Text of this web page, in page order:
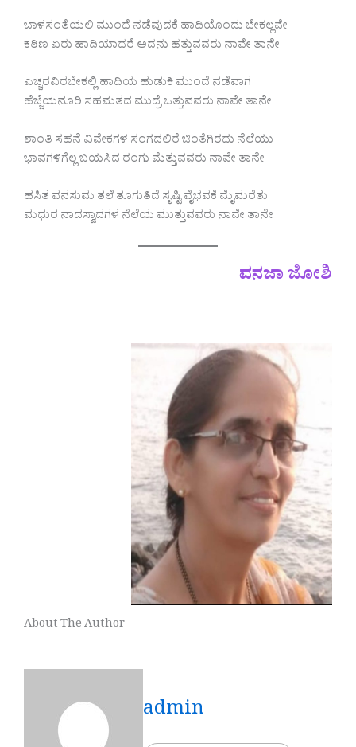
ಬಾಳಸಂತೆಯಲಿ ಮುಂದೆ ನಡೆವುದಕೆ ಹಾದಿಯೊಂದು ಬೇಕಲ್ಲವೇ
ಕಠಿಣ ಏರು ಹಾದಿಯಾದರೆ ಅದನು ಹತ್ತುವವರು ನಾವೇ ತಾನೇ
ಎಚ್ಚರವಿರಬೇಕಲ್ಲಿ ಹಾದಿಯ ಹುಡುಕಿ ಮುಂದೆ ನಡೆವಾಗ
ಹೆಜ್ಜೆಯನೂರಿ ಸಹಮತದ ಮುದ್ರೆ ಒತ್ತುವವರು ನಾವೇ ತಾನೇ
ಶಾಂತಿ ಸಹನೆ ವಿವೇಕಗಳ ಸಂಗದಲಿರೆ ಚಿಂತೆಗಿರದು ನೆಲೆಯು
ಭಾವಗಳಿಗೆಲ್ಲ ಬಯಸಿದ ರಂಗು ಮೆತ್ತುವವರು ನಾವೇ ತಾನೇ
ಹಸಿತ ವನಸುಮ ತಲೆ ತೂಗುತಿದೆ ಸೃಷ್ಟಿ ವೈಭವಕೆ ಮೈಮರೆತು
ಮಧುರ ನಾದಸ್ವಾದಗಳ ನೆಲೆಯ ಮುತ್ತುವವರು ನಾವೇ ತಾನೇ
ವನಜಾ ಜೋಶಿ
About The Author
admin